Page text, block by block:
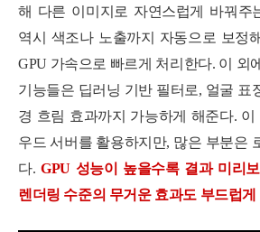
해 다른 이미지로 자연스럽게 바꿔주
역시 색조나 노출까지 자동으로 보정
GPU 가속으로 빠르게 처리한다. 이 외
기능들은 딥러닝 기반 필터로, 얼굴 표
경 흐림 효과까지 가능하게 해준다.
우드 서버를 활용하지만, 많은 부분은
다. GPU 성능이 높을수록 결과 미리
렌더링 수준의 무거운 효과도 부드럽게